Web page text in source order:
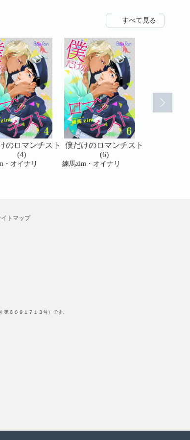
すべて見る
のロマンチスト
(4)
・オイナリ
僕だけのロマンチスト
(6)
練馬zim・オイナリ
トマップ
６０９１７１３号）です。